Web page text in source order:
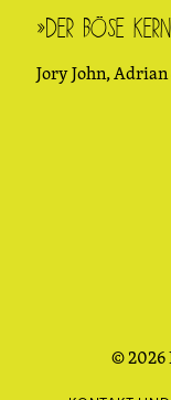
»Der böse
Jory John,
© 2026